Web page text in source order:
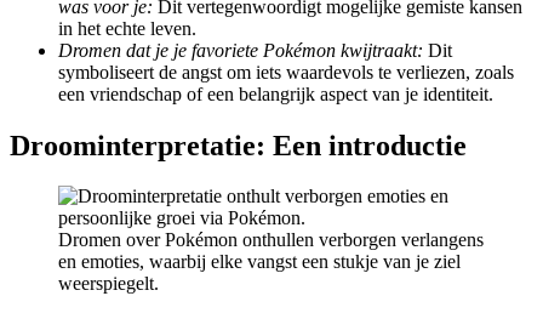
was voor je: Dit vertegenwoordigt mogelijke gemiste kansen
in het echte leven.
Dromen dat je je favoriete Pokémon kwijtraakt: Dit
symboliseert de angst om iets waardevols te verliezen, zoals
een vriendschap of een belangrijk aspect van je identiteit.
Droominterpretatie: Een introductie
Dromen over Pokémon onthullen verborgen verlangens
en emoties, waarbij elke vangst een stukje van je ziel
weerspiegelt.